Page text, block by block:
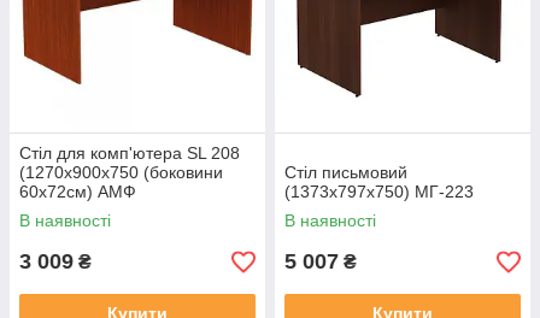
Стіл для комп'ютера SL 208
(1270х900х750 (боковини
60х72см) АМФ
В наявності
3 009 ₴
Купити
Стіл письмовий
(1373х797х750) МГ-223
В наявності
5 007 ₴
Купити